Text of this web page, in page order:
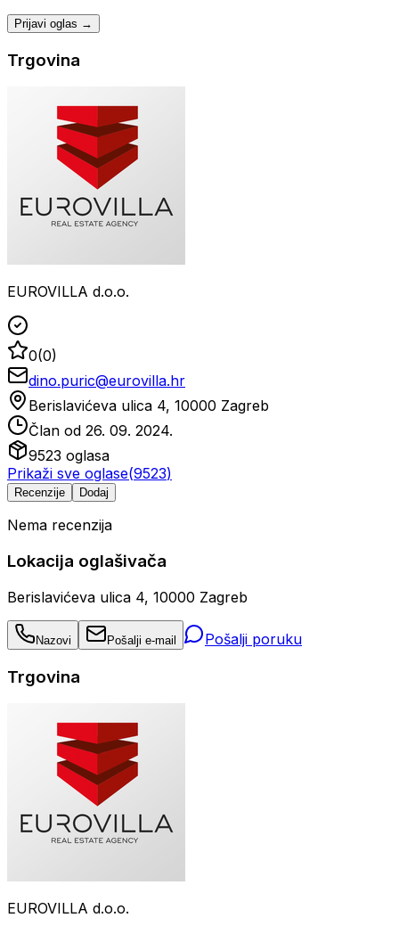
Prijavi oglas →
Trgovina
EUROVILLA d.o.o.
0(0)
dino.puric@eurovilla.hr
Berislavićeva ulica 4, 10000 Zagreb
Član od 26. 09. 2024.
9523 oglasa
Prikaži sve oglase(9523)
Recenzije Dodaj
Nema recenzija
Lokacija oglašivača
Berislavićeva ulica 4, 10000 Zagreb
Nazovi Pošalji e-mail Pošalji poruku
Trgovina
EUROVILLA d.o.o.